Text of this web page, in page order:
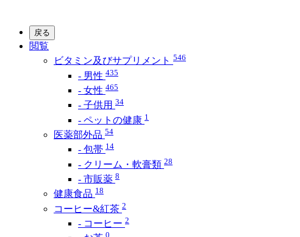
戻る
閲覧
ビタミン及びサプリメント 546
- 男性 435
- 女性 465
- 子供用 34
- ペットの健康 1
医薬部外品 54
- 包帯 14
- クリーム・軟膏類 28
- 市販薬 8
健康食品 18
コーヒー&紅茶 2
- コーヒー 2
0